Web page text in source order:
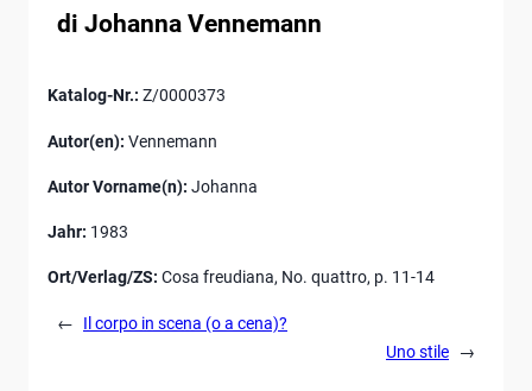
di Johanna Vennemann
Katalog-Nr.: Z/0000373
Autor(en): Vennemann
Autor Vorname(n): Johanna
Jahr: 1983
Ort/Verlag/ZS: Cosa freudiana, No. quattro, p. 11-14
←
Il corpo in scena (o a cena)?
Uno stile
→